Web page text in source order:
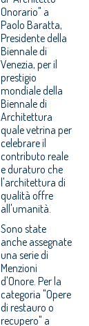
Onorario" a
Paolo Baratta,
Presidente della
Biennale di
Venezia, per il
prestigio
mondiale della
Biennale di
Architettura
quale vetrina per
celebrare il
contributo reale
e duraturo che
l'architettura di
qualità offre
all'umanità.
Sono state
anche assegnate
una serie di
Menzioni
d'Onore. Per la
categoria "Opere
di restauro o
recupero" a